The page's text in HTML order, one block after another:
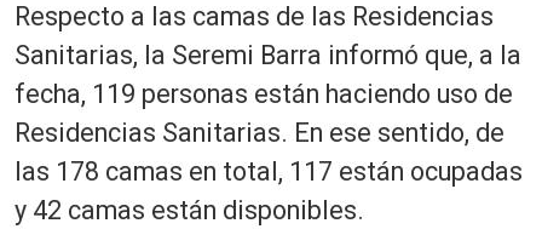
Respecto a las camas de las Residencias
Sanitarias, la Seremi Barra informó que, a la
fecha, 119 personas están haciendo uso de
Residencias Sanitarias. En ese sentido, de
las 178 camas en total, 117 están ocupadas
y 42 camas están disponibles.